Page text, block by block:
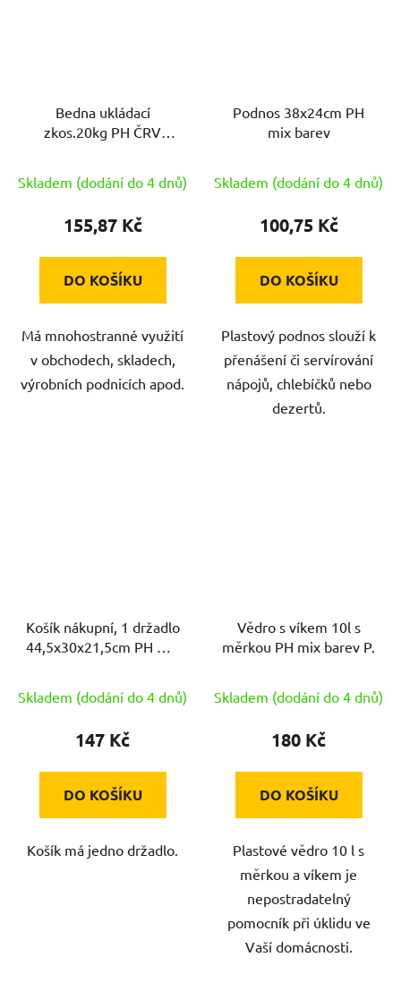
Bedna ukládací
zkos.20kg PH ČRV
Skladem (dodání do 4 dnů)
155,87 Kč
DO KOŠÍKU
Má mnohostranné využití
v obchodech, skladech,
výrobních podnicích apod.
Podnos 38x24cm PH
mix barev
Skladem (dodání do 4 dnů)
100,75 Kč
DO KOŠÍKU
Plastový podnos slouží k
přenášení či servírování
nápojů, chlebíčků nebo
dezertů.
Košík nákupní, 1 držadlo
44,5x30x21,5cm PH mix
Skladem (dodání do 4 dnů)
147 Kč
DO KOŠÍKU
Košík má jedno držadlo.
Vědro s víkem 10l s
měrkou PH mix barev P.
Skladem (dodání do 4 dnů)
180 Kč
DO KOŠÍKU
Plastové vědro 10 l s
měrkou a víkem je
nepostradatelný
pomocník při úklidu ve
Vaší domácnosti.